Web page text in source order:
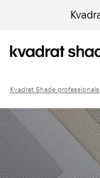
Kvadrat Shade professionals